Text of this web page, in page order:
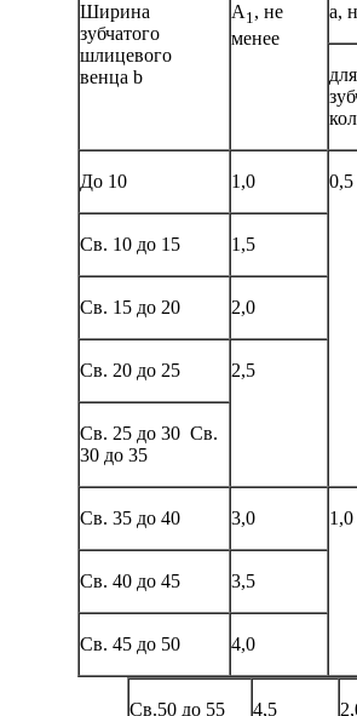
Ширина
зубчатого
шлицевого
венца b
А 1, не
менее
а,
для
До 10 1,0 0,5
Св. 10 до 15 1,5
Св. 15 до 20 2,0
Св. 20 до 25 2,5
Св. 25 до 30 Св.
30 до 35
Св. 35 до 40 3,0 1,0
Св. 40 до 45 3,5
Св. 45 до 50 4,0
Св.50 до 55 4,5